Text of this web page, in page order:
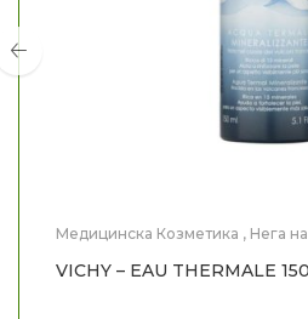
Медицинска Козметика , Нега
VICHY – EAU THERMALE